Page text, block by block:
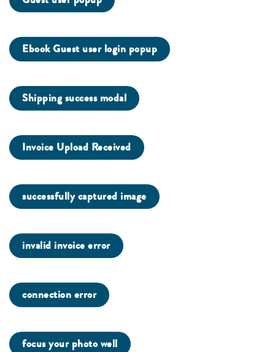
Ebook Guest user login popup
Shipping success modal
Invoice Upload Received
successfully captured image
invalid invoice error
connection error
focus your photo well